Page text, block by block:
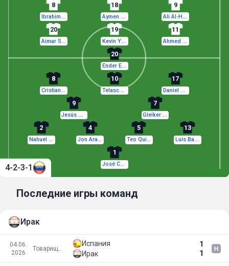
9
Ali Al-Hamadi
18
Aymen Hussein
8
Ibrahim Bayesh
11
Ahmed Qasem
19
Kevin Yakob
20
Aimar Sher
1
José Contreras
2
Nahuel Ferraresi
4
Jon Aramburu
5
Teo Quintero
13
Luís Balbo
9
Jesús Ramírez
7
Gleiker Mendoza
8
Cristian Cásseres Jr.
10
Telasco Segovia
17
Daniel Pereira
20
Ender Echenique
4-2-3-1
Последние игры команд
Ирак
04.06.
2026
Испания
1
1
Ирак